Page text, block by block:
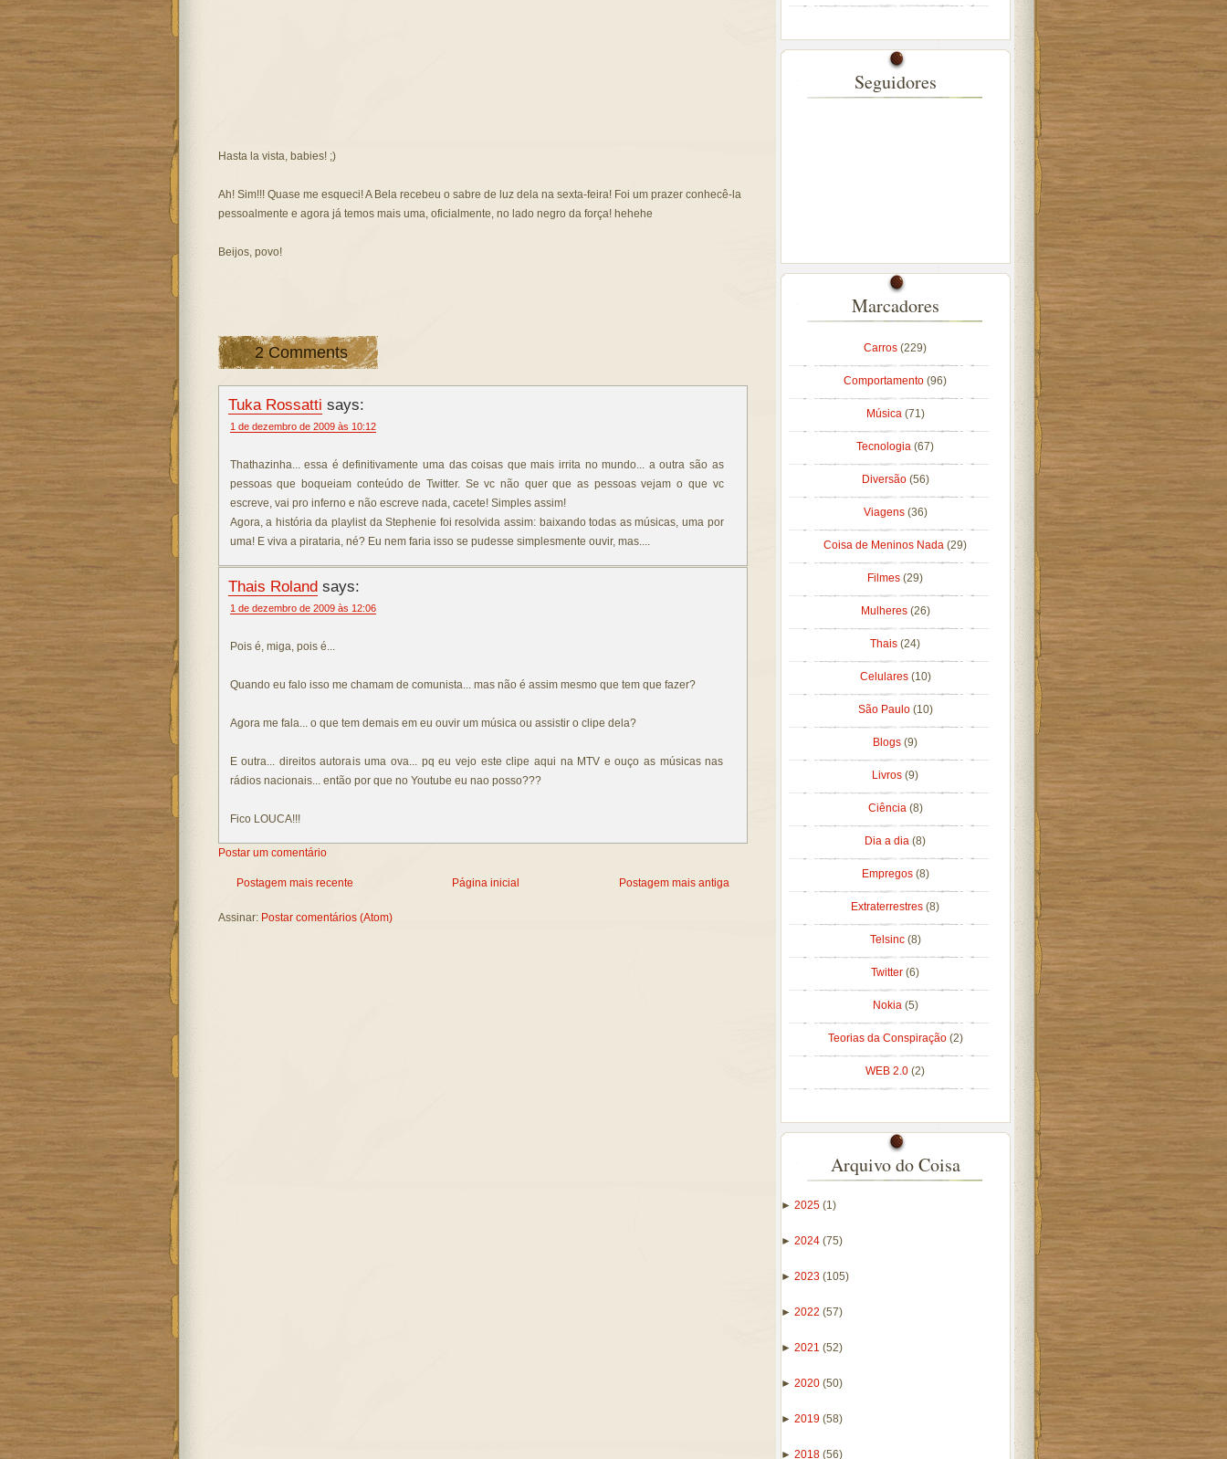
Hasta la vista, babies! ;)
Ah! Sim!!! Quase me esqueci! A Bela recebeu o sabre de luz dela na sexta-feira! Foi um prazer conhecê-la
pessoalmente e agora já temos mais uma, oficialmente, no lado negro da força! hehehe
Beijos, povo!
2 Comments
Tuka Rossatti says:
1 de dezembro de 2009 às 10:12
Thathazinha... essa é definitivamente uma das coisas que mais irrita no mundo... a outra são as
pessoas que boqueiam conteúdo de Twitter. Se vc não quer que as pessoas vejam o que vc
escreve, vai pro inferno e não escreve nada, cacete! Simples assim!
Agora, a história da playlist da Stephenie foi resolvida assim: baixando todas as músicas, uma por
uma! E viva a pirataria, né? Eu nem faria isso se pudesse simplesmente ouvir, mas....
Thais Rolandsays:
1 de dezembro de 2009 às 12:06
Pois é, miga, pois é...
Quando eu falo isso me chamam de comunista... mas não é assim mesmo que tem que fazer?
Agora me fala... o que tem demais em eu ouvir um música ou assistir o clipe dela?
E outra... direitos autorais uma ova... pq eu vejo este clipe aqui na MTV e ouço as músicas nas
rádios nacionais... então por que no Youtube eu nao posso???
Fico LOUCA!!!
Postar um comentário
Postagem mais recente Postagem mais antiga
Página inicial
Assinar: Postar comentários (Atom)
Seguidores
Marcadores
Carros (229)
Comportamento (96)
Música (71)
Tecnologia (67)
Diversão (56)
Viagens (36)
Coisa de Meninos Nada (29)
Filmes (29)
Mulheres (26)
Thais (24)
Celulares (10)
São Paulo (10)
Blogs (9)
Livros (9)
Ciência (8)
Dia a dia (8)
Empregos (8)
Extraterrestres (8)
Telsinc (8)
Twitter (6)
Nokia (5)
Teorias da Conspiração (2)
WEB 2.0 (2)
Arquivo do Coisa
► 2025 (1)
► 2024 (75)
► 2023 (105)
► 2022 (57)
► 2021 (52)
► 2020 (50)
► 2019 (58)
► 2018 (56)